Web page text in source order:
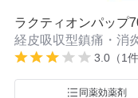
ラクティオンパップ
経皮吸収型鎮痛・消
3.0（1
同薬効薬剤